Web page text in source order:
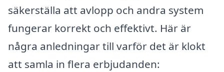
säkerställa att avlopp och andra system
fungerar korrekt och effektivt. Här är
några anledningar till varför det är klokt
att samla in flera erbjudanden: